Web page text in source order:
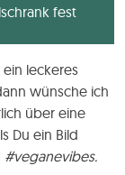
fest
leckeres
wünsche ich
über eine
Du ein Bild
#veganevibes.